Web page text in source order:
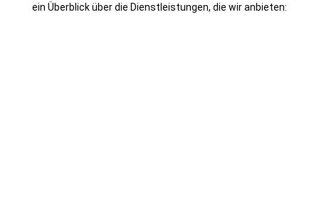
ein Überblick über die Dienstleistungen, die wir anbieten: